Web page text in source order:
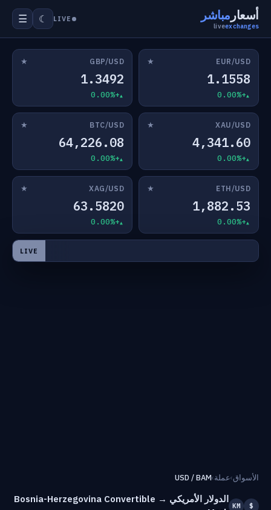
أسعار مباشر
liveexchanges
LIVE
☾
☰
EUR/USD
★
1.1558
+0.00%
GBP/USD
★
1.3492
+0.00%
XAU/USD
★
4,341.60
+0.00%
BTC/USD
★
64,226.08
+0.00%
ETH/USD
★
1,882.53
+0.00%
XAG/USD
★
63.5820
+0.00%
LIVE
الأسواق›عملة›
USD / BAM
$
KM
الدولار الأمريكي → Bosnia-Herzegovina Convertible